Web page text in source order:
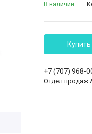
В наличии
Купить
+7 (707) 968-
Отдел продаж